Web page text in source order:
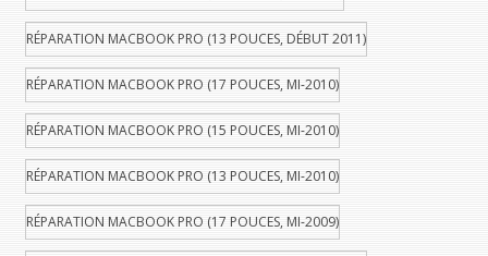
RÉPARATION MACBOOK PRO (13 POUCES, DÉBUT 2011)
RÉPARATION MACBOOK PRO (17 POUCES, MI-2010)
RÉPARATION MACBOOK PRO (15 POUCES, MI-2010)
RÉPARATION MACBOOK PRO (13 POUCES, MI-2010)
RÉPARATION MACBOOK PRO (17 POUCES, MI-2009)